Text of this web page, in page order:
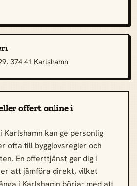
374 41 Karlshamn
offert online i
Karlshamn kan ge personlig
ofta till bygglovsregler och
En offerttjänst ger dig i
att jämföra direkt, vilket
i Karlshamn börjar med att